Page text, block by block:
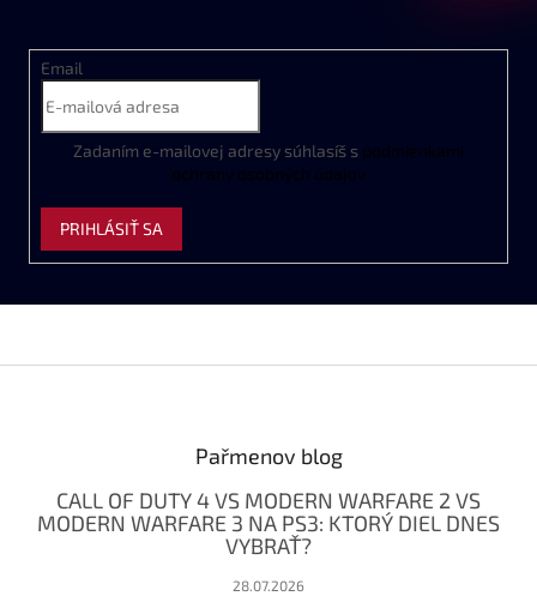
Email
Zadaním e-mailovej adresy súhlasíš s podmienkami
ochrany osobných údajov
PRIHLÁSIŤ SA
Pařmenov blog
CALL OF DUTY 4 VS MODERN WARFARE 2 VS
MODERN WARFARE 3 NA PS3: KTORÝ DIEL DNES
VYBRAŤ?
28.07.2026